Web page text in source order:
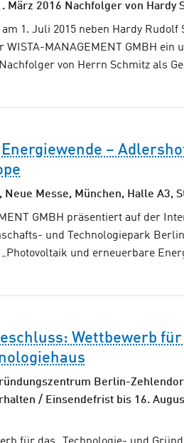
März 2016 Nachfolger von Hardy
1. Juli 2015 neben Hardy Rudolf
WISTA-MANAGEMENT GMBH ein
von Herrn Schmitz als
–
Neue Messe, München, Halle A3,
GMBH präsentiert auf der
und Technologiepark
und erneuerbare
Wettbewerb
Berlin-
/ Einsendefrist bis 16.